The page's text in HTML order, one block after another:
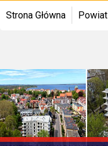
Strona Główna Powiat